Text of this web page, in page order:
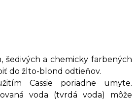
šedivých a chemicky farbených
do žlto-blond odtieňov.
Cassie poriadne umyte.
voda (tvrdá voda) môže